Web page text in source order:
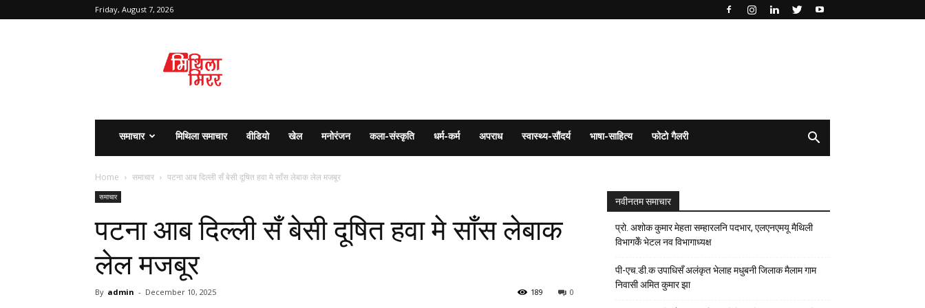
Friday, August 7, 2026
समाचार मिथिला समाचार वीडियो खेल मनोरंजन कला-संस्कृति धर्म-कर्म अपराध स्वास्थ्य-सौंदर्य भाषा-साहित्य फोटो गैलरी
Home समाचार पटना आब दिल्ली सँ बेसी दूषित हवा मे साँस लेबाक लेल मजबूर
समाचार
पटना आब दिल्ली सँ बेसी दूषित हवा मे साँस लेबाक
लेल मजबूर
By admin - December 10, 2025 0
189
नवीनतम समाचार
प्रो. अशोक कुमार मेहता सम्हारलनि पदभार, एलएनएमयू मैथिली
विभागकेँ भेटल नव विभागाध्यक्ष
पी-एच.डी.क उपाधिसँ अलंकृत भेलाह मधुबनी जिलाक मैलाम गाम
निवासी अमित कुमार झा